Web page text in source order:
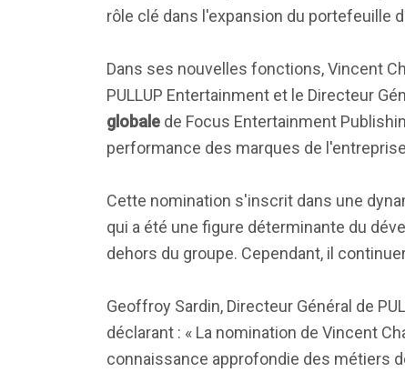
rôle clé dans l'expansion du portefeuille
Dans ses nouvelles fonctions, Vincent
PULLUP Entertainment et le Directeur
globale de Focus Entertainment
performance des marques de
Cette nomination s'inscrit dans une
qui a été une figure déterminante du
dehors du groupe. Cependant, il
Geoffroy Sardin, Directeur Général de
déclarant : « La nomination de Vincent
connaissance approfondie des métiers